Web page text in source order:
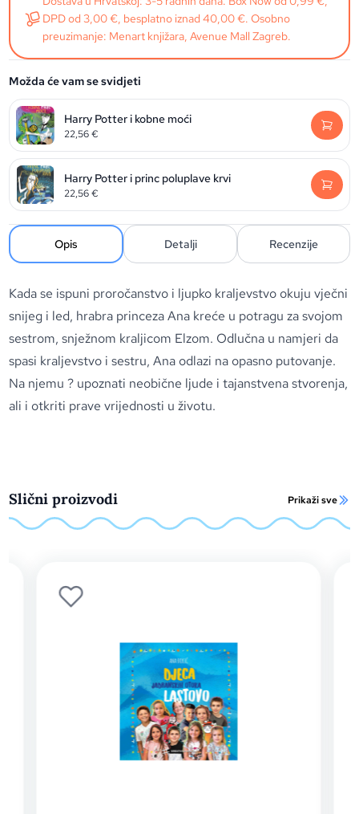
DPD od 3,00 €, besplatno iznad 40,00 €. Osobno
preuzimanje: Menart knjižara, Avenue Mall Zagreb.
Možda će vam se svidjeti
Harry Potter i kobne moći
22,56€
Harry Potter i princ poluplave krvi
22,56€
Opis Detalji Recenzije
Kada se ispuni proročanstvo i ljupko kraljevstvo okuju vječni
snijeg i led, hrabra princeza Ana kreće u potragu za svojom
sestrom, snježnom kraljicom Elzom. Odlučna u namjeri da
spasi kraljevstvo i sestru, Ana odlazi na opasno putovanje.
Na njemu ? upoznati neobične ljude i tajanstvena stvorenja,
ali i otkriti prave vrijednosti u životu.
Slični proizvodi Prikaži sve